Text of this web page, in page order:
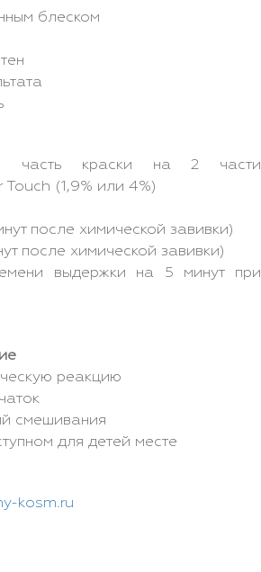
блеском
краски на 2 части
(1,9% или 4%)
после химической завивки)
после химической завивки)
выдержки на 5 минут при
реакцию
смешивания
для детей месте
kosm.ru